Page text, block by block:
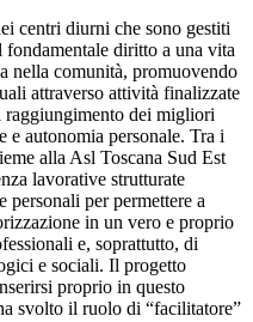
centri diurni che sono gestiti
diritto a una vita
nella comunità, promuovendo
attraverso attività finalizzate
raggiungimento dei migliori
autonomia personale. Tra i
alla Asl Toscana Sud Est
lavorative strutturate
personali per permettere a
in un vero e proprio
e, soprattutto, di
e sociali. Il progetto
proprio in questo
svolto il ruolo di “facilitatore”